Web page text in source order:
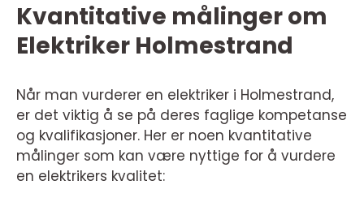
Kvantitative målinger om
Elektriker Holmestrand
Når man vurderer en elektriker i Holmestrand,
er det viktig å se på deres faglige kompetanse
og kvalifikasjoner. Her er noen kvantitative
målinger som kan være nyttige for å vurdere
en elektrikers kvalitet: